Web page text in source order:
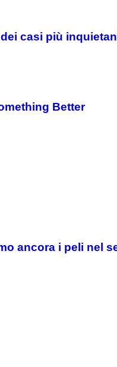
casi più
Better
ancora i peli nel